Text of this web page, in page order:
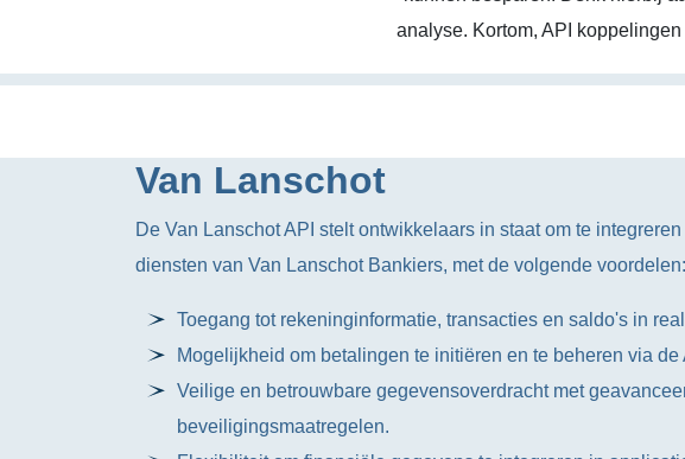
analyse. Kortom, API
Van Lanschot
De Van Lanschot API stelt ontwikkelaars in staat om te
diensten van Van Lanschot Bankiers, met de volgende voordelen:
Toegang tot rekeninginformatie, transacties en saldo's in
Mogelijkheid om betalingen te initiëren en te beheren via de
Veilige en betrouwbare gegevensoverdracht met
beveiligingsmaatregelen.